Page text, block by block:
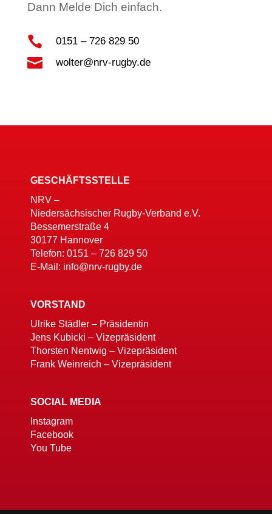
Dann Melde Dich einfach.
 0151 – 726 829 50
 wolter@nrv-rugby.de
GESCHÄFTSSTELLE
NRV –
Niedersächsischer Rugby-Verband e.V.
Bessemerstraße 4
30177 Hannover
Telefon: 0151 – 726 829 50
E-Mail: info@nrv-rugby.de
VORSTAND
Ulrike Städler – Präsidentin
Jens Kubicki – Vizepräsident
Thorsten Nentwig – Vizepräsident
Frank Weinreich – Vizepräsident
SOCIAL MEDIA
Instagram
Facebook
You Tube